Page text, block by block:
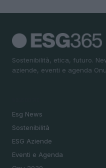
Sostenibilità, etica, futuro.
aziende, eventi e agenda
Esg News
Sostenibilità
ESG Aziende
Eventi e Agenda